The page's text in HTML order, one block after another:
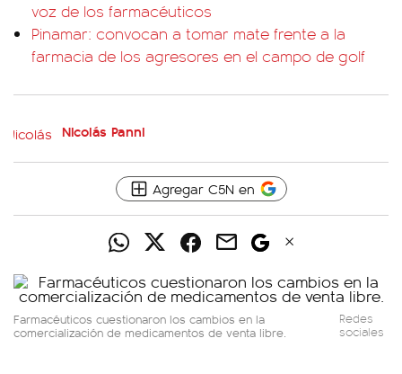
voz de los farmacéuticos
Pinamar: convocan a tomar mate frente a la
farmacia de los agresores en el campo de golf
Nicolás Panni
Agregar C5N en
Farmacéuticos cuestionaron los cambios en la
comercialización de medicamentos de venta libre.
Redes
sociales